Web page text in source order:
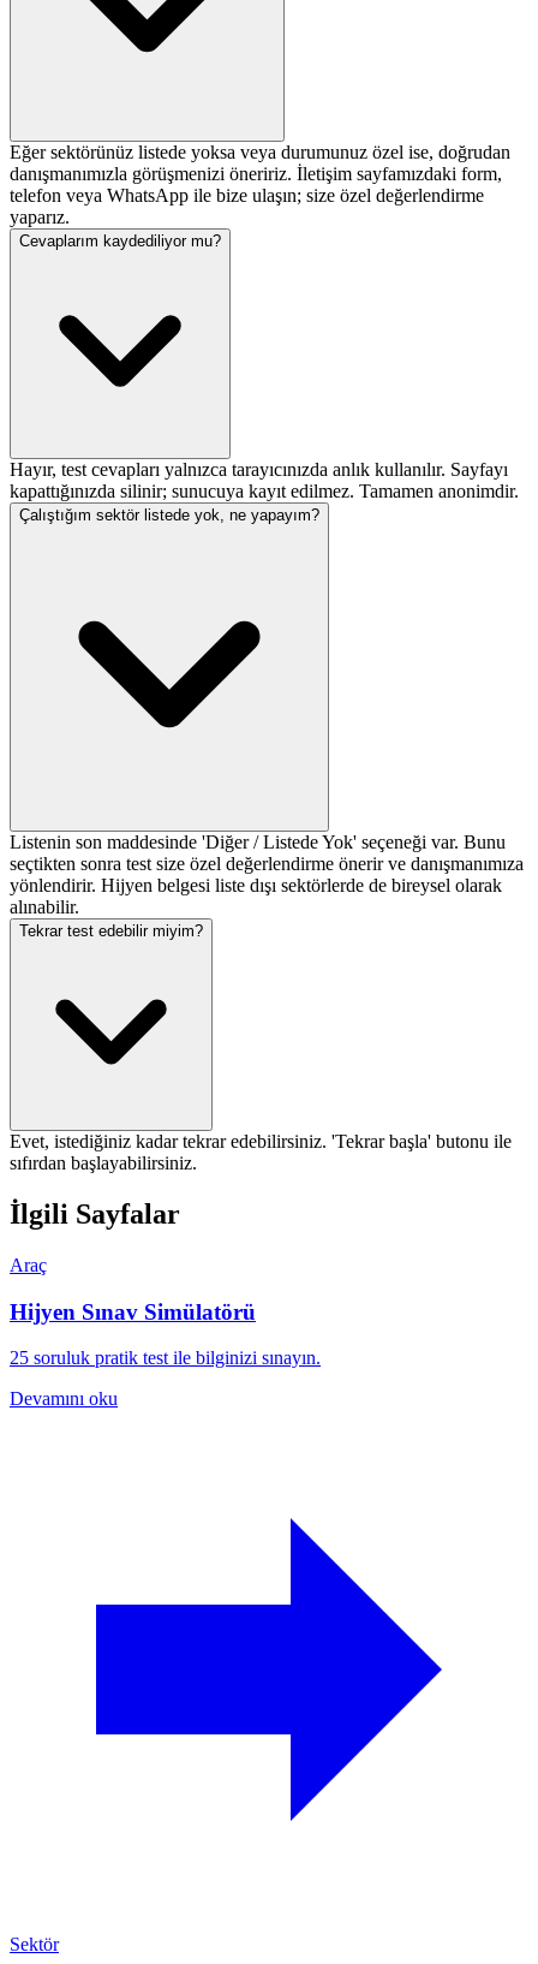
Eğer sektörünüz listede yoksa veya durumunuz özel ise, doğrudan
danışmanımızla görüşmenizi öneririz. İletişim sayfamızdaki form,
telefon veya WhatsApp ile bize ulaşın; size özel değerlendirme
yaparız.
Cevaplarım kaydediliyor mu?
Hayır, test cevapları yalnızca tarayıcınızda anlık kullanılır. Sayfayı
kapattığınızda silinir; sunucuya kayıt edilmez. Tamamen anonimdir.
Çalıştığım sektör listede yok, ne yapayım?
Listenin son maddesinde 'Diğer / Listede Yok' seçeneği var. Bunu
seçtikten sonra test size özel değerlendirme önerir ve danışmanımıza
yönlendirir. Hijyen belgesi liste dışı sektörlerde de bireysel olarak
alınabilir.
Tekrar test edebilir miyim?
Evet, istediğiniz kadar tekrar edebilirsiniz. 'Tekrar başla' butonu ile
sıfırdan başlayabilirsiniz.
İlgili Sayfalar
Araç
Hijyen Sınav Simülatörü
25 soruluk pratik test ile bilginizi sınayın.
Devamını oku
Sektör